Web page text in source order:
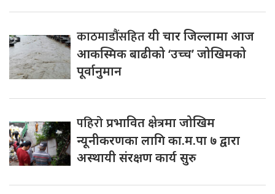
काठमाडौंसहितयी चार जिल्लामा आज
आकस्मिक बाढीको ‘उच्च’ जोखिमको
पूर्वानुमान
पहिरोप्रभावित क्षेत्रमा जोखिम
न्यूनीकरणका लागि का.म.पा ७ द्वारा
अस्थायी संरक्षण कार्य सुरु